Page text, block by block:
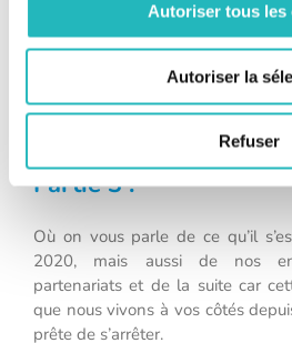
Autoriser tous les
Autoriser la
Refuser
Partie 3 :
Où on vous parle de ce qu’il
2020, mais aussi de nos
partenariats et de la suite car
que nous vivons à vos côtés
prête de s’arrêter.